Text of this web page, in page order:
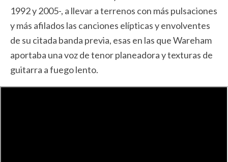
1992 y 2005-, a llevar a terrenos con más pulsaciones
y más afilados las canciones elípticas y envolventes
de su citada banda previa, esas en las que Wareham
aportaba una voz de tenor planeadora y texturas de
guitarra a fuego lento.